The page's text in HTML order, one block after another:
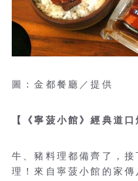
圖：金都餐廳／提供
【《寧菠小館》經典道口
牛、豬料理都備齊了，
理！來自寧菠小館的家傳